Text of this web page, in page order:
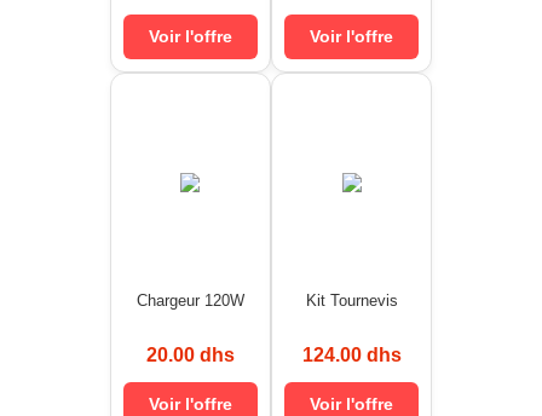
Voir l'offre Voir l'offre
Chargeur 120W
20.00 dhs
Voir l'offre
Kit Tournevis
124.00 dhs
Voir l'offre